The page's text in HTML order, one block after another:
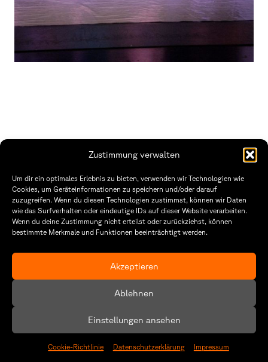
Zustimmung verwalten
Um dir ein optimales Erlebnis zu bieten, verwenden wir Technologien wie
Cookies, um Geräteinformationen zu speichern und/oder darauf
zuzugreifen. Wenn du diesen Technologien zustimmst, können wir Daten
wie das Surfverhalten oder eindeutige IDs auf dieser Website verarbeiten.
Wenn du deine Zustimmung nicht erteilst oder zurückziehst, können
bestimmte Merkmale und Funktionen beeinträchtigt werden.
Akzeptieren
Ablehnen
Einstellungen ansehen
Cookie-Richtlinie Datenschutzerklärung Impressum
Technische Hochschule
Würzburg-Schweinfurt
Sanderheinrichsleitenweg 20
97074 Würzburg
Öffnungszeiten Dekanat
Montag – Freitag
8:30 – 12:00
Dienstag & Donnerstag
8:30 – 15:30